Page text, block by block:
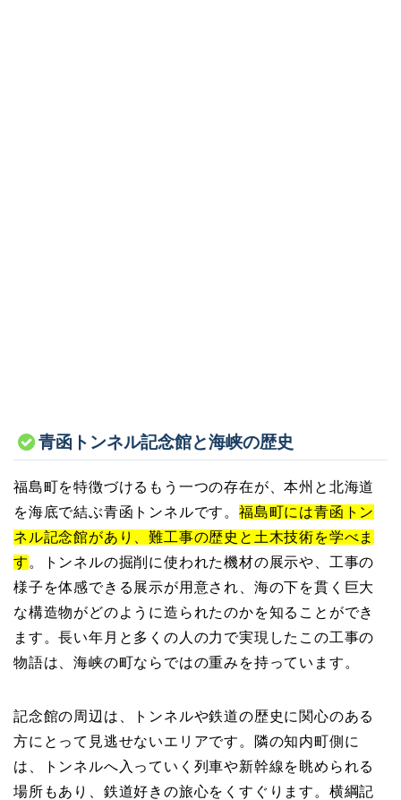
青函トンネル記念館と海峡の歴史
福島町を特徴づけるもう一つの存在が、本州と北海道
を海底で結ぶ青函トンネルです。 福島町には青函トン
ネル記念館があり、難工事の歴史と土木技術を学べま
す 。トンネルの掘削に使われた機材の展示や、工事の
様子を体感できる展示が用意され、海の下を貫く巨大
な構造物がどのように造られたのかを知ることができ
ます。長い年月と多くの人の力で実現したこの工事の
物語は、海峡の町ならではの重みを持っています。
記念館の周辺は、トンネルや鉄道の歴史に関心のある
方にとって見逃せないエリアです。隣の知内町側に
は、トンネルへ入っていく列車や新幹線を眺められる
場所もあり、鉄道好きの旅心をくすぐります。横綱記